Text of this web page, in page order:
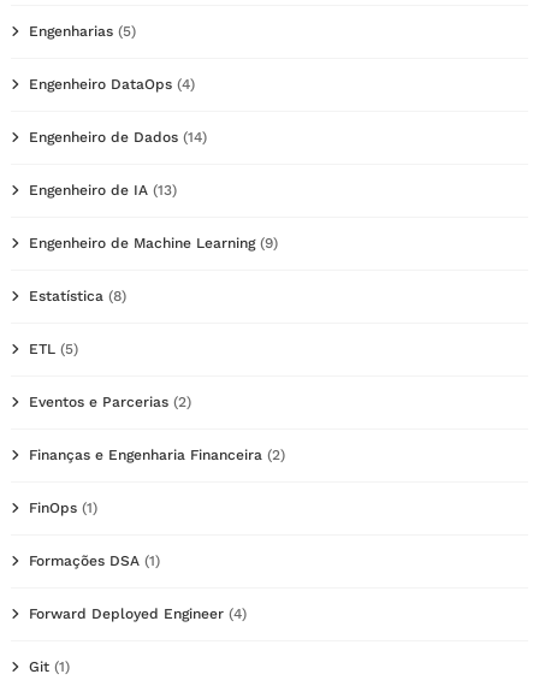
Engenharias (5)
Engenheiro DataOps (4)
Engenheiro de Dados (14)
Engenheiro de IA (13)
Engenheiro de Machine Learning(9)
Estatística (8)
ETL (5)
Eventos e Parcerias (2)
Finanças e Engenharia Financeira (2)
FinOps (1)
Formações DSA (1)
Forward Deployed Engineer (4)
Git (1)